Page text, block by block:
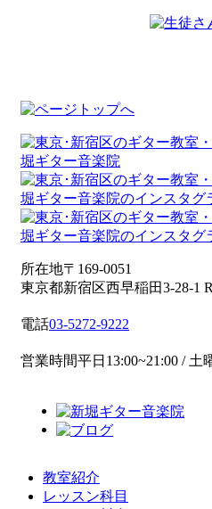
所在地〒169-0051
東京都新宿区西早稲田3-28-1
電話03-5272-9222
営業時間平日13:00~21:00 / 土
教室紹介
レッスン科目